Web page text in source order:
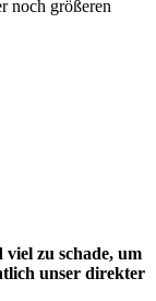
noch größeren
zu schade, um
unser direkter